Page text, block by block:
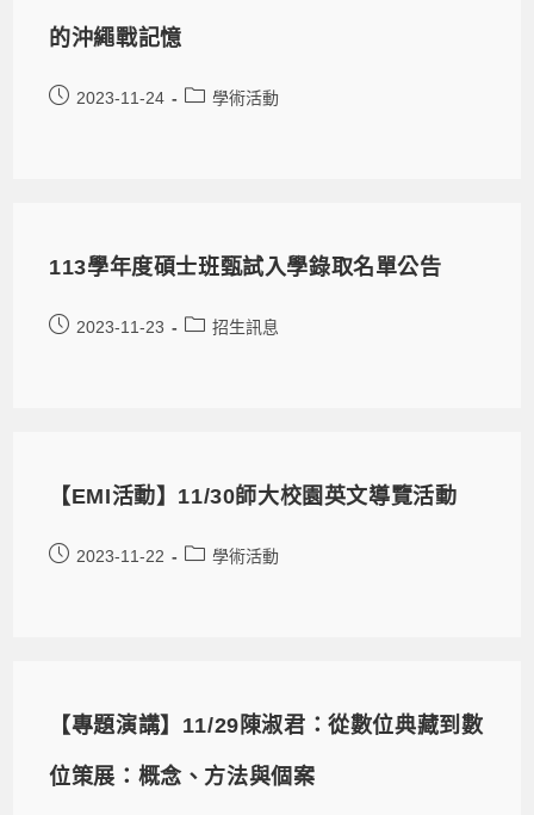
的沖繩戰記憶
2023-11-24 學術活動
113學年度碩士班甄試入學錄取名單公告
2023-11-23 招生訊息
【EMI活動】11/30師大校園英文導覽活動
2023-11-22 學術活動
【專題演講】11/29陳淑君：從數位典藏到數
位策展：概念、方法與個案